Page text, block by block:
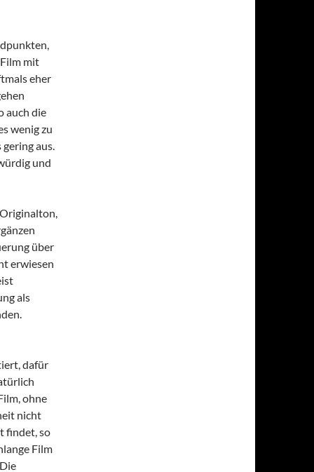
mit
eher
auch die
wenig zu
aus.
und
über
erwiesen
als
dafür
ohne
nicht
findet, so
Film